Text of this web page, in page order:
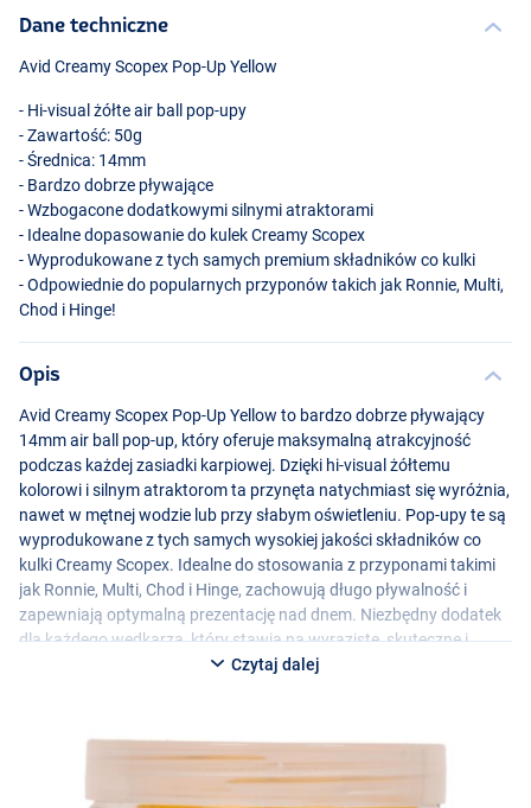
Dane techniczne
Avid Creamy Scopex Pop-Up Yellow
- Hi-visual żółte air ball pop-upy
- Zawartość: 50g
- Średnica: 14mm
- Bardzo dobrze pływające
- Wzbogacone dodatkowymi silnymi atraktorami
- Idealne dopasowanie do kulek Creamy Scopex
- Wyprodukowane z tych samych premium składników co kulki
- Odpowiednie do popularnych przyponów takich jak Ronnie, Multi,
Chod i Hinge!
Opis
Avid Creamy Scopex Pop-Up Yellow to bardzo dobrze pływający
14mm air ball pop-up, który oferuje maksymalną atrakcyjność
podczas każdej zasiadki karpiowej. Dzięki hi-visual żółtemu
kolorowi i silnym atraktorom ta przynęta natychmiast się wyróżnia,
nawet w mętnej wodzie lub przy słabym oświetleniu. Pop-upy te są
wyprodukowane z tych samych wysokiej jakości składników co
kulki Creamy Scopex. Idealne do stosowania z przyponami takimi
jak Ronnie, Multi, Chod i Hinge, zachowują długo pływalność i
zapewniają optymalną prezentację nad dnem. Niezbędny dodatek
dla każdego wędkarza, który stawia na wyraziste, skuteczne i
niezawodne przynęty haczykowe!Czytaj dalej